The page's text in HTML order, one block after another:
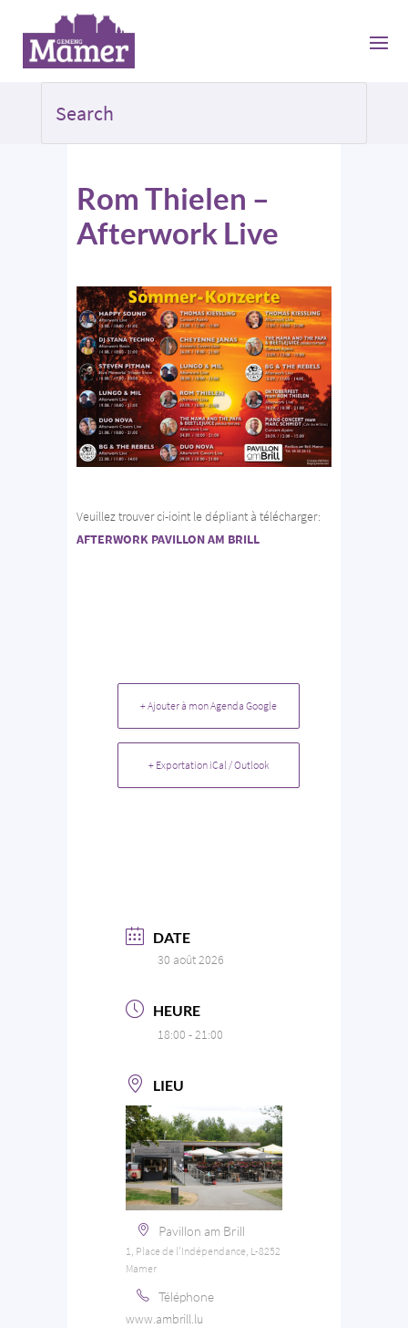
Rom Thielen –
Afterwork Live
Veuillez trouver ci-ioint le dépliant à télécharger:
AFTERWORK PAVILLON AM BRILL
+ Ajouter à mon Agenda Google
+ Exportation iCal / Outlook
DATE
30 août 2026
HEURE
18:00 - 21:00
LIEU
Pavillon am Brill
1, Place de l'Indépendance, L-8252
Mamer
Téléphone
www.ambrill.lu